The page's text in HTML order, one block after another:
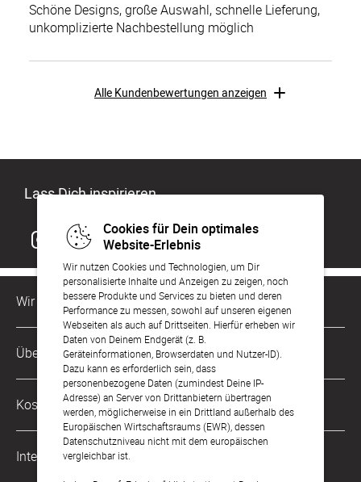
Cookies für Dein optimales
Website-Erlebnis
Wir nutzen Cookies und Technologien, um Dir
personalisierte Inhalte und Anzeigen zu zeigen, noch
bessere Produkte und Services zu bieten und deren
Performance zu messen, sowohl auf unseren eigenen
Webseiten als auch auf Drittseiten. Hierfür erheben wir
Daten von Deinem Endgerät (z. B.
Geräteinformationen, Browserdaten und Nutzer-ID).
Dazu kann es erforderlich sein, dass
personenbezogene Daten (zumindest Deine IP-
Adresse) an Server von Drittanbietern übertragen
werden, möglicherweise in ein Drittland außerhalb des
Europäischen Wirtschaftsraums (EWR), dessen
Datenschutzniveau nicht mit dem europäischen
vergleichbar ist.
Schöne Designs, große Auswahl, schnelle Lieferung,
unkomplizierte Nachbestellung möglich
Alle Kundenbewertungen anzeigen
Lass Dich inspirieren
Wir sind für Dich da
Kundenservice-Hotline
0221 956 725 10
Mo. - Fr. von 9 bis 17 Uhr
kontakt@sendmoments.de
Über Uns
Philosophie
Karriere
Impressum
AGB & Widerrufsrecht
Kostenlose Services
Musterkarten
International